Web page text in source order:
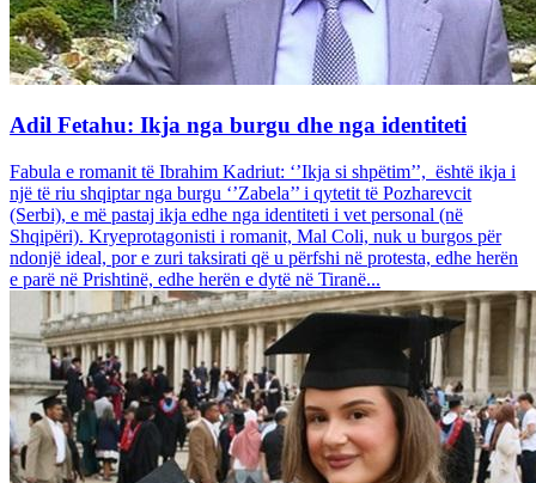
Adil Fetahu: Ikja nga burgu dhe nga identiteti
Fabula e romanit të Ibrahim Kadriut: ‘’Ikja si shpëtim’’, është ikja i
një të riu shqiptar nga burgu ‘’Zabela’’ i qytetit të Pozharevcit
(Serbi), e më pastaj ikja edhe nga identiteti i vet personal (në
Shqipëri). Kryeprotagonisti i romanit, Mal Coli, nuk u burgos për
ndonjë ideal, por e zuri taksirati që u përfshi në protesta, edhe herën
e parë në Prishtinë, edhe herën e dytë në Tiranë...